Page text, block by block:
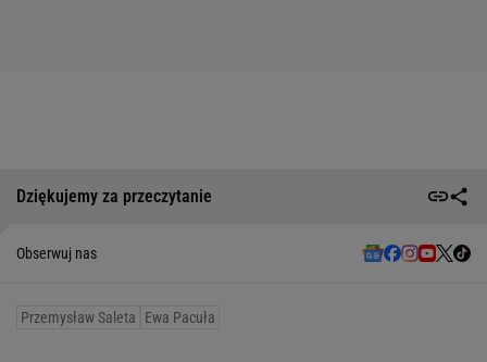
Dziękujemy za przeczytanie
Obserwuj nas
Przemysław Saleta Ewa Pacuła